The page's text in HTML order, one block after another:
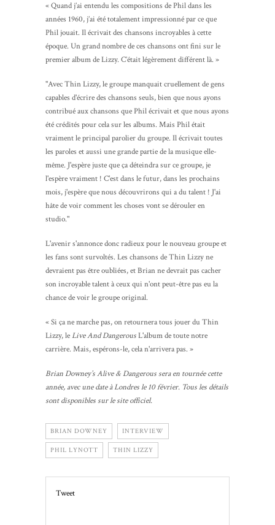
« Quand j’ai entendu les compositions de Phil dans les
années 1960, j’ai été totalement impressionné par ce que
Phil jouait. Il écrivait des chansons incroyables à cette
époque. Un grand nombre de ces chansons ont fini sur le
premier album de Lizzy. C’était légèrement différent là. »
"Avec Thin Lizzy, le groupe manquait cruellement de gens
capables d'écrire des chansons seuls, bien que nous ayons
contribué aux chansons que Phil écrivait et que nous ayons
été crédités pour cela sur les albums. Mais Phil était
vraiment le principal parolier du groupe. Il écrivait toutes
les paroles et aussi une grande partie de la musique elle-
même. J'espère juste que ça déteindra sur ce groupe, je
l'espère vraiment ! C'est dans le futur, dans les prochains
mois, j'espère que nous découvrirons qui a du talent ! J'ai
hâte de voir comment les choses vont se dérouler en
studio."
L'avenir s'annonce donc radieux pour le nouveau groupe et
les fans sont survoltés. Les chansons de Thin Lizzy ne
devraient pas être oubliées, et Brian ne devrait pas cacher
son incroyable talent à ceux qui n'ont peut-être pas eu la
chance de voir le groupe original.
« Si ça ne marche pas, on retournera tous jouer du Thin
Lizzy, leLive And DangerousL'album de toute notre
carrière. Mais, espérons-le, cela n'arrivera pas. »
Brian Downey’s Alive & Dangerous sera en tournée cette
année, avec une date à Londres le 10 février. Tous les détails
sont disponibles sur le site officiel.
BRIAN DOWNEY INTERVIEW
PHIL LYNOTT THIN LIZZY
Tweet